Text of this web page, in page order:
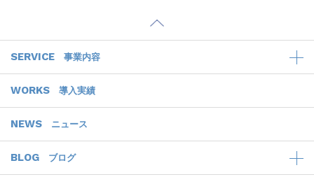
SERVICE 事業内容
WORKS 導入実績
NEWS ニュース
BLOG ブログ